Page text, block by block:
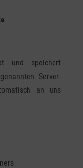
und speichert
Server-
an uns